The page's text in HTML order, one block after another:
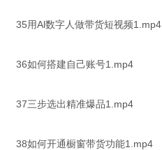
35用Al数字人做带货短视频1.mp4
36如何搭建自己账号1.mp4
37三步选出精准爆品1.mp4
38如何开通橱窗带货功能1.mp4